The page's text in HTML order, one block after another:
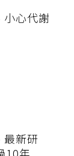
心代謝
最新研